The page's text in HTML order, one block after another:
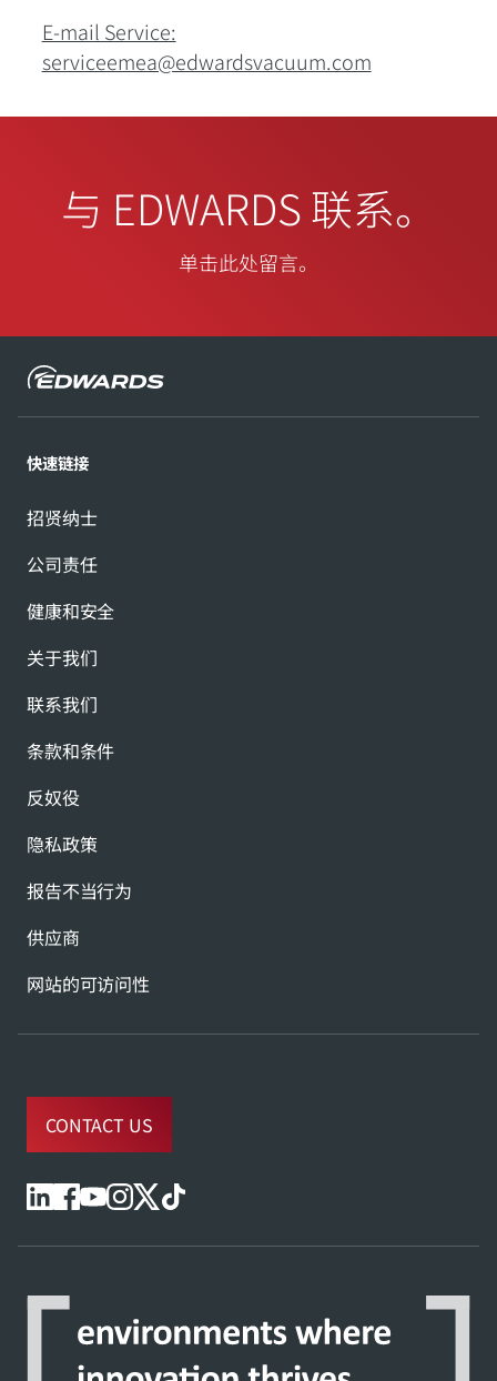
E-mail Service:
serviceemea@edwardsvacuum.com
与 EDWARDS 联系。
单击此处留言。
快速链接
招贤纳士
公司责任
健康和安全
关于我们
联系我们
条款和条件
反奴役
隐私政策
报告不当行为
供应商
网站的可访问性
CONTACT US